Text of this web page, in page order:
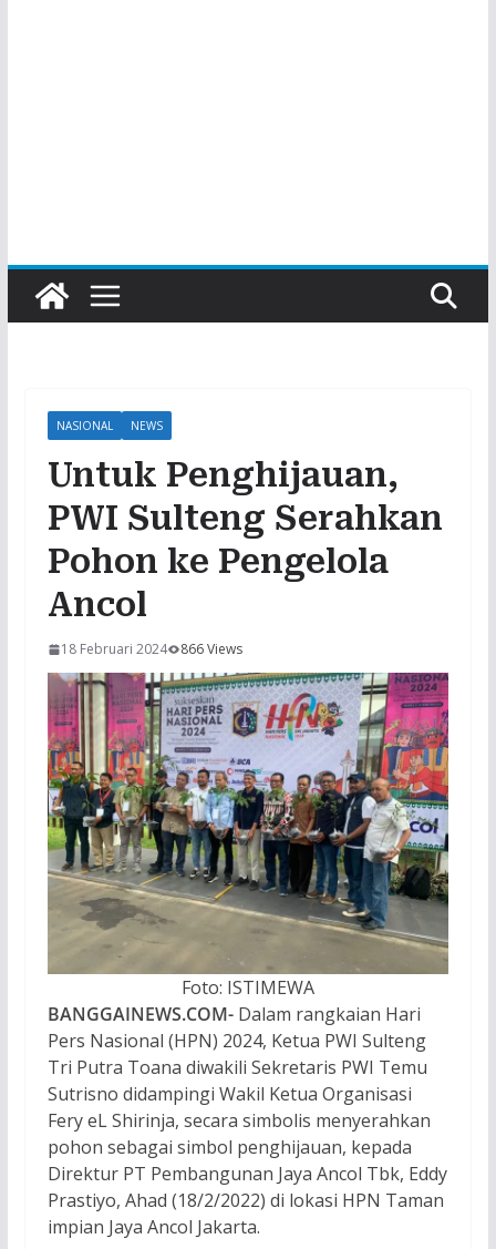
NASIONAL NEWS
Untuk Penghijauan,
PWI Sulteng Serahkan
Pohon ke Pengelola
Ancol
18 Februari 2024 866 Views
Foto: ISTIMEWA
BANGGAINEWS.COM-Dalam rangkaian Hari
Pers Nasional (HPN) 2024, Ketua PWI Sulteng
Tri Putra Toana diwakili Sekretaris PWI Temu
Sutrisno didampingi Wakil Ketua Organisasi
Fery eL Shirinja, secara simbolis menyerahkan
pohon sebagai simbol penghijauan, kepada
Direktur PT Pembangunan Jaya Ancol Tbk, Eddy
Prastiyo, Ahad (18/2/2022) di lokasi HPN Taman
impian Jaya Ancol Jakarta.